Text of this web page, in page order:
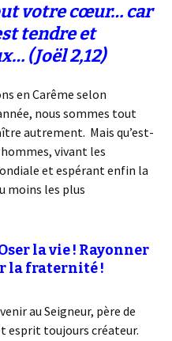
votrecœur…car
tendre et
(Joël 2,12)
en Carême selon
nous sommes tout
autrement. Mais qu’est-
vivant les
et espérant enfin la
moins les plus
la vie ! Rayonner
la fraternité !
au Seigneur, père de
esprit toujours créateur.